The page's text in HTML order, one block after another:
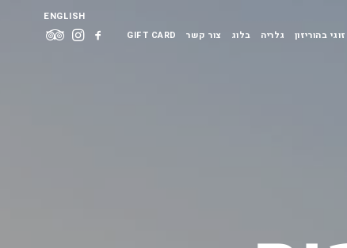
זוגי בהוריזון גלריה בלוג צור קשר GIFT CARD
ENGLISH